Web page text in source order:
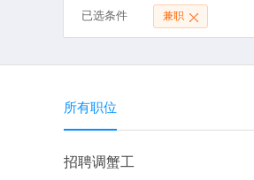
已选条件 兼职
所有职位
招聘调蟹工